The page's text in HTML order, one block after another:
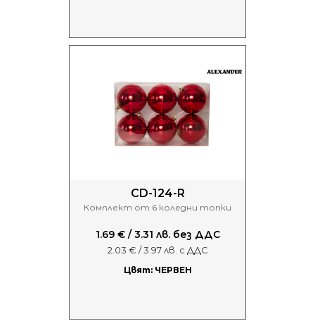
CD-124-R
Комплект от 6 коледни топки
1.69 € / 3.31 лв. без ДДС
2.03 € / 3.97 лв. с ДДС
Цвят: ЧЕРВЕН